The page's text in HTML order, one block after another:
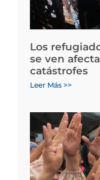
Los
se ven
catástrofes
Leer Más >>